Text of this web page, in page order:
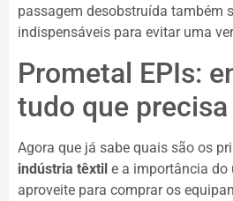
passagem desobstruída também
indispensáveis para evitar uma
Prometal EPIs:
tudo que precisa
Agora que já sabe quais são os
indústria têxtil e a importância do
aproveite para comprar os